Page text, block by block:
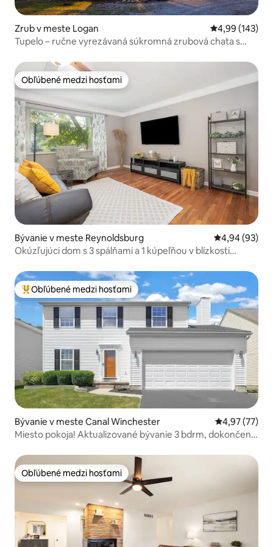
Zrub v meste Logan Priemerné
4,99 (143)
Tupelo – ručne vyrezávaná súkromná zrubová chata s
Obľúbené medzi hosťami
Obľúbené medzi hosťami
Bývanie v meste Reynoldsburg Priemerné
4,94 (93)
Okúzľujúci dom s 3 spálňami a 1 kúpeľňou v blízkosti
Najobľúbenejšie medzi hosťami
Obľúbené medzi hosťami
Bývanie v meste Canal Winchester Priemerné
4,97 (77)
Miesto pokoja! Aktualizované bývanie 3 bdrm, dokončený
Obľúbené medzi hosťami
Obľúbené medzi hosťami